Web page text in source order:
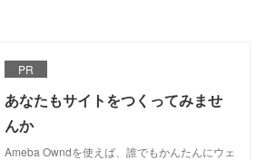
PR
あなたもサイトをつくってみませ
んか
Ameba Owndを使えば、誰でもかんたんにウェ